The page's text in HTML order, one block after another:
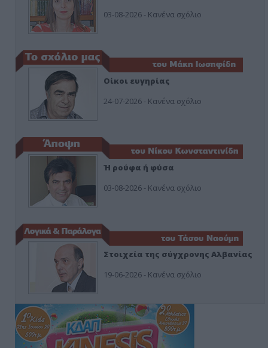
03-08-2026 - Κανένα σχόλιο
Οίκοι ευγηρίας
24-07-2026 - Κανένα σχόλιο
Ή ρούφα ή φύσα
03-08-2026 - Κανένα σχόλιο
Στοιχεία της σύγχρονης Αλβανίας
19-06-2026 - Κανένα σχόλιο